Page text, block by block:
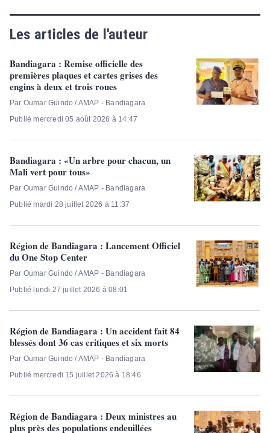
Les articles de l'auteur
Bandiagara : Remise officielle des
premières plaques et cartes grises des
engins à deux et trois roues
Par Oumar Guindo / AMAP - Bandiagara
Publié mercredi 05 août 2026 à 14:47
Bandiagara : «Un arbre pour chacun, un
Mali vert pour tous»
Par Oumar Guindo / AMAP - Bandiagara
Publié mardi 28 juillet 2026 à 11:37
Région de Bandiagara : Lancement Officiel
du One Stop Center
Par Oumar Guindo / AMAP - Bandiagara
Publié lundi 27 juillet 2026 à 08:01
Région de Bandiagara : Un accident fait 84
blessés dont 36 cas critiques et six morts
Par Oumar Guindo / AMAP - Bandiagara
Publié mercredi 15 juillet 2026 à 18:46
Région de Bandiagara : Deux ministres au
plus près des populations endeuillées